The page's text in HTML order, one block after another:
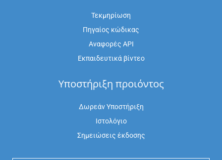
Τεκμηρίωση
Πηγαίος κώδικας
Αναφορές API
Εκπαιδευτικά βίντεο
Υποστήριξη προιόντος
Δωρεάν Υποστήριξη
Ιστολόγιο
Σημειώσεις έκδοσης